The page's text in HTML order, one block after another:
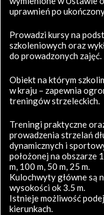
uprawnień po
Prowadzi kursy na
szkoleniowych oraz
do prowadzonych zajęć.
Obiekt na którym
w kraju – zapewnia
treningów strzeleckich.
Treningi praktyczne
prowadzenia strzelań
dynamicznych i
położonej na obszarze
m, 100 m, 50 m, 25 m.
Kulochwyty główne są
wysokości ok 3.5 m.
Istnieje możliwość
kierunkach.